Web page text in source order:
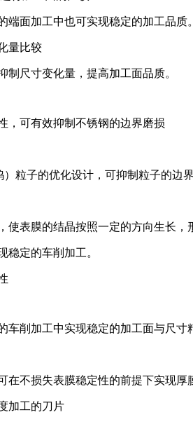
端面加工中也可实现稳定的加工品质
量比较
制尺寸变化量，提高加工面品质。
，可有效抑制不锈钢的边界磨损
）粒子的优化设计，可抑制粒子的边
使表膜的结晶按照一定的方向生长，
稳定的车削加工。
车削加工中实现稳定的加工面与尺寸
在不损失表膜稳定性的前提下实现厚
加工的刀片